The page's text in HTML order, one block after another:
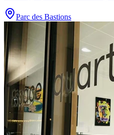
Parc des Bastions